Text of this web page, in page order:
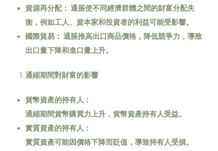
資源再分配：通脹使不同經濟群體之間的財富分配失
衡，例如工人、資本家和投資者的利益可能受影響。
國際貿易：通脹推高出口商品價格，降低競爭力，導致
出口量下降和進口量上升。
通縮期間對財富的影響
貨幣資產的持有人：
通縮期間貨幣購買力上升，貨幣資產持有人受益。
實質資產的持有人：
實質資產可能因價格下降而貶值，導致持有人受損。